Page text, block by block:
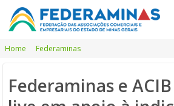
Home Federaminas
Federaminas e